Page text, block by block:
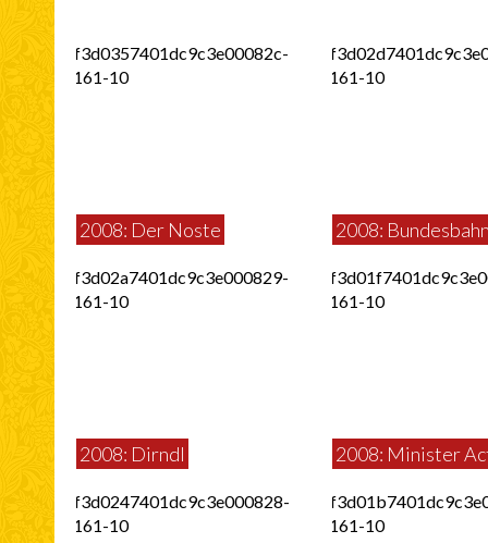
2008: Der Noste 2008:
2008: Dirndl 2008: Minister